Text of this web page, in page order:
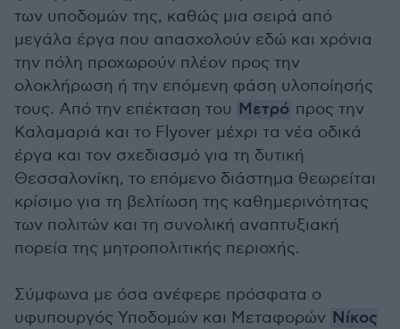
των υποδομών της, καθώς μια σειρά από
μεγάλα έργα που απασχολούν εδώ και χρόνια
την πόλη προχωρούν πλέον προς την
ολοκλήρωση ή την επόμενη φάση υλοποίησής
τους. Από την επέκταση του Μετρό προς την
Καλαμαριά και το Flyover μέχρι τα νέα οδικά
έργα και τον σχεδιασμό για τη δυτική
Θεσσαλονίκη, το επόμενο διάστημα θεωρείται
κρίσιμο για τη βελτίωση της καθημερινότητας
των πολιτών και τη συνολική αναπτυξιακή
πορεία της μητροπολιτικής περιοχής.
Σύμφωνα με όσα ανέφερε πρόσφατα ο
υφυπουργός Υποδομών και Μεταφορών Νίκος